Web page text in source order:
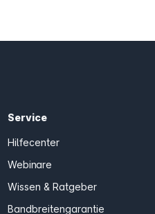
Service
Hilfecenter
Webinare
Wissen & Ratgeber
Bandbreitengarantie